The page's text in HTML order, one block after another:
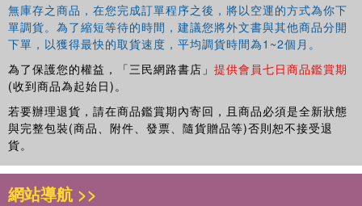
無庫存之商品，在您完成訂單程序之後，將以空運的方式為你下
單調貨。為了縮短等待的時間，建議您將外文書與其他商品分開
下單，以獲得最快的取貨速度，平均調貨時間為1~2個月。
為了保護您的權益，「三民網路書店」 提供會員七日商品鑑賞期
(收到商品為起始日)。
若要辦理退貨，請在商品鑑賞期內寄回，且商品必須是全新狀態
與完整包裝(商品、附件、發票、隨貨贈品等)否則恕不接受退
貨。
網站導航 >>